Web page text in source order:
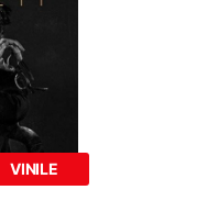
VINILE